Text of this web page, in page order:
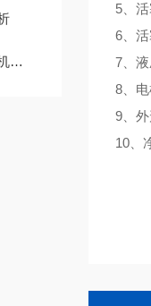
5、
6、
7、
8、
9、
10、